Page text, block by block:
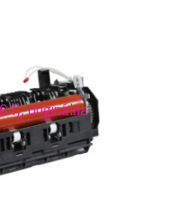
originálna